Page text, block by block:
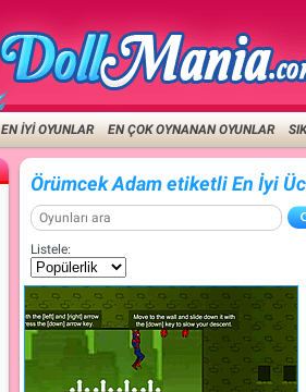
EN İYİ OYUNLAR EN ÇOK OYNANAN OYUNLAR
Örümcek Adam etiketli En İyi
Listele: